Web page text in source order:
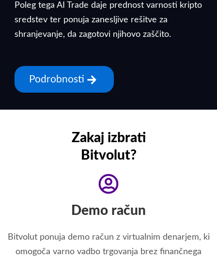
Poleg tega AI Trade daje prednost varnosti kripto
sredstev ter ponuja zanesljive rešitve za
shranjevanje, da zagotovi njihovo zaščito.
Podrobnosti
Zakaj izbrati
Bitvolut?
Demo račun
Bitvolut ponuja demo račun z virtualnim denarjem, ki
omogoča varno vadbo trgovanja brez finančnega